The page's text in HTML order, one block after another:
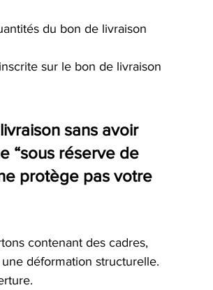
du bon de livraison
sur le bon de livraison
sans avoir
“sous réserve de
protège pas votre
contenant des cadres,
déformation structurelle.